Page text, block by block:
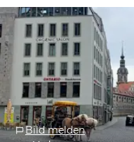
Bild melden